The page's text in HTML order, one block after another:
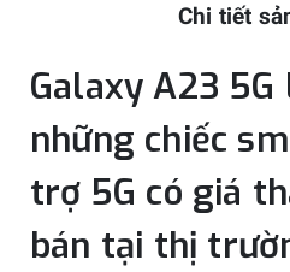
Chi tiết
Galaxy A23
những chiếc
trợ 5G có giá
bán tại thị